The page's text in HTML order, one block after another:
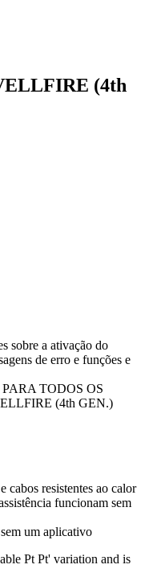
(4th
sobre a ativação do
de erro e funções e
TODOS OS
(4th GEN.)
cabos resistentes ao calor
funcionam sem
um aplicativo
Pt Pt' variation and is